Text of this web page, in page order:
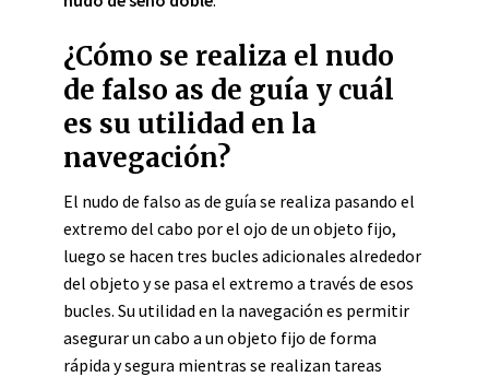
¿Cómo se realiza el nudo
de falso as de guía y cuál
es su utilidad en la
navegación?
El nudo de falso as de guía se realiza pasando el
extremo del cabo por el ojo de un objeto fijo,
luego se hacen tres bucles adicionales alrededor
del objeto y se pasa el extremo a través de esos
bucles. Su utilidad en la navegación es permitir
asegurar un cabo a un objeto fijo de forma
rápida y segura mientras se realizan tareas